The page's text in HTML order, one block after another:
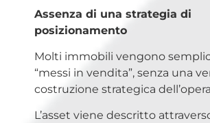
Assenza di una strategia di
posizionamento
Molti immobili vengono
“messi in vendita”, senza una
costruzione strategica
L’asset viene descritto